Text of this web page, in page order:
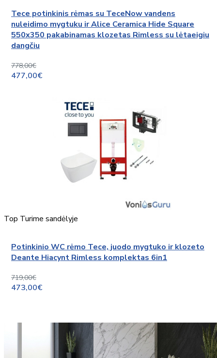
Tece potinkinis rėmas su TeceNow vandens
nuleidimo mygtuku ir Alice Ceramica Hide Square
550x350 pakabinamas klozetas Rimless su lėtaeigiu
dangčiu
778,00€
477,00€
Top Turime sandėlyje
Potinkinio WC rėmo Tece, juodo mygtuko ir klozeto
Deante Hiacynt Rimless komplektas 6in1
719,00€
473,00€